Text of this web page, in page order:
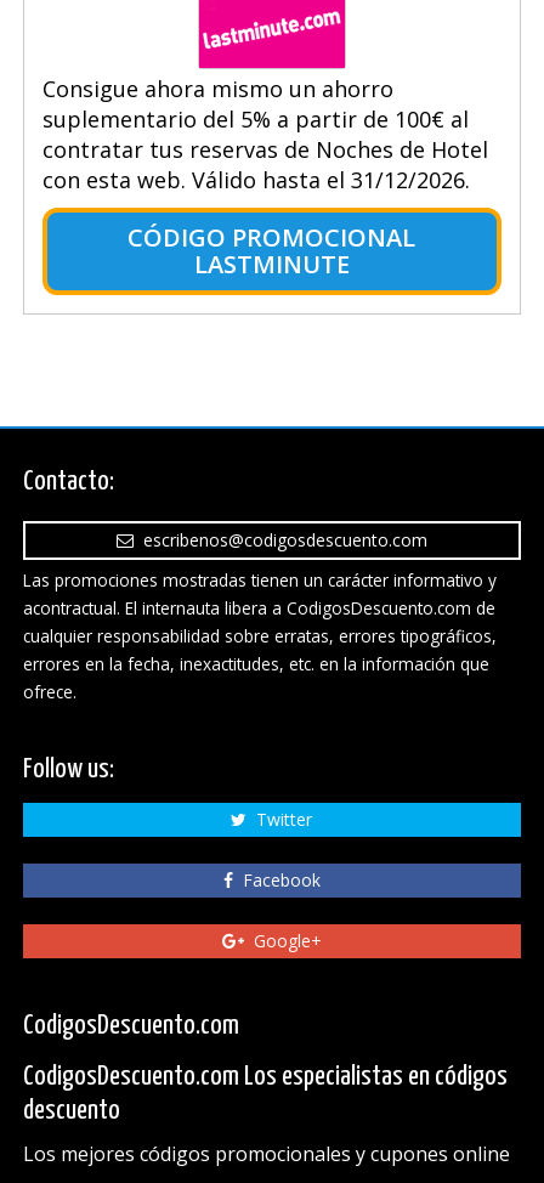
Consigue ahora mismo un ahorro
suplementario del 5% a partir de 100€ al
contratar tus reservas de Noches de Hotel
con esta web. Válido hasta el 31/12/2026.
CÓDIGO PROMOCIONAL
LASTMINUTE
Contacto:
escribenos@codigosdescuento.com
Las promociones mostradas tienen un carácter informativo y
acontractual. El internauta libera a CodigosDescuento.com de
cualquier responsabilidad sobre erratas, errores tipográficos,
errores en la fecha, inexactitudes, etc. en la información que
ofrece.
Follow us:
Twitter
Facebook
Google+
CodigosDescuento.com
CodigosDescuento.com Los especialistas en códigos
descuento
Los mejores códigos promocionales y cupones online